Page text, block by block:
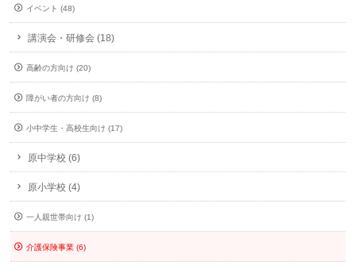
イベント (48)
講演会・研修会 (18)
高齢の方向け (20)
障がい者の方向け (8)
小中学生・高校生向け (17)
原中学校 (6)
原小学校 (4)
一人親世帯向け (1)
介護保険事業 (6)